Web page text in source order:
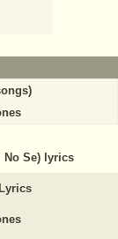
No Se) lyrics